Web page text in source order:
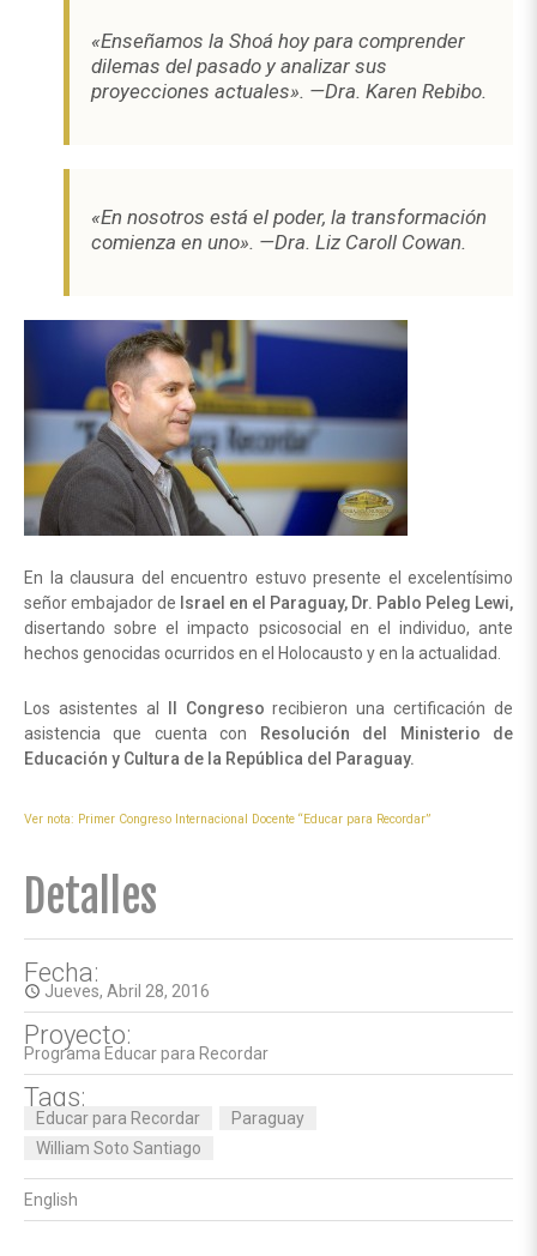
«Enseñamos la Shoá hoy para comprender
dilemas del pasado y analizar sus
proyecciones actuales». —Dra. Karen Rebibo.
«En nosotros está el poder, la transformación
comienza en uno». —Dra. Liz Caroll Cowan.
En la clausura del encuentro estuvo presente el excelentísimo
señor embajador de Israel en el Paraguay, Dr. Pablo Peleg Lewi,
disertando sobre el impacto psicosocial en el individuo, ante
hechos genocidas ocurridos en el Holocausto y en la actualidad.
Los asistentes al II Congresorecibieron una certificación de
asistencia que cuenta con
Resolución del Ministerio de
Educación y Cultura de la República del Paraguay.
Ver nota: Primer Congreso Internacional Docente “Educar para Recordar”
Detalles
Fecha:
access_time Jueves, Abril 28, 2016
Proyecto:
Programa Educar para Recordar
Tags:
Educar para Recordar
Paraguay
William Soto Santiago
English